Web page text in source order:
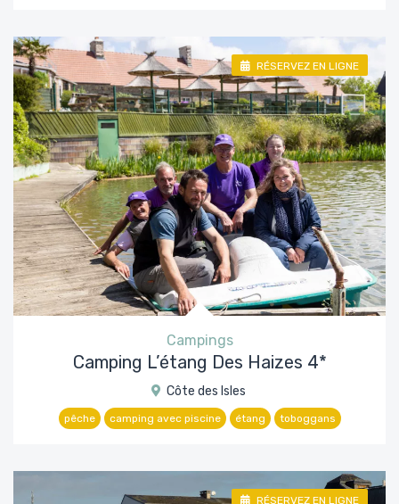
RÉSERVEZ EN LIGNE
Campings
Camping L’étang Des Haizes 4*
Côte des Isles
pêche camping avec piscine étang toboggans
RÉSERVEZ EN LIGNE